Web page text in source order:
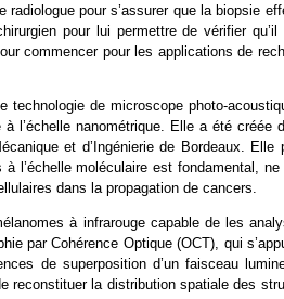
pour s’assurer que la biopsie
pour lui permettre de vérifier qu’il
commencer pour les applications de
technologie de microscope photo-
l’échelle nanométrique. Elle a été créée
et d’Ingénierie de Bordeaux. Elle
l’échelle moléculaire est fondamental, ne
dans la propagation de cancers.
à infrarouge capable de les
par Cohérence Optique (OCT), qui
de superposition d’un faisceau
reconstituer la distribution spatiale des